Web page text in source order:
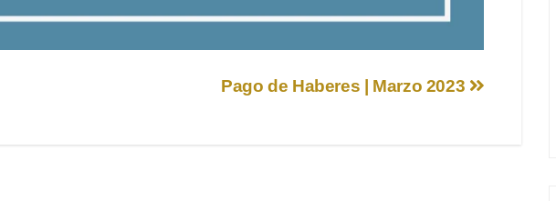
Pago de Haberes | Marzo 2023